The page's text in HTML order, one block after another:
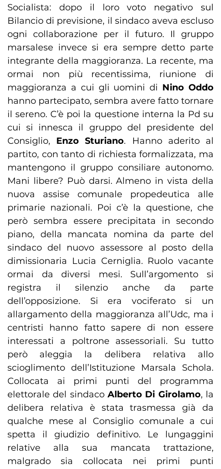
Socialista: dopo il loro voto negativo sul
Bilancio di previsione, il sindaco aveva escluso
ogni collaborazione per il futuro. Il gruppo
marsalese invece si era sempre detto parte
integrante della maggioranza. La recente, ma
ormai non più recentissima, riunione di
maggioranza a cui gli uomini di Nino Oddo
hanno partecipato, sembra avere fatto tornare
il sereno. C’è poi la questione interna la Pd su
cui si innesca il gruppo del presidente del
Consiglio, Enzo Sturiano. Hanno aderito al
partito, con tanto di richiesta formalizzata, ma
mantengono il gruppo consiliare autonomo.
Mani libere? Può darsi. Almeno in vista della
nuova assise comunale propedeutica alle
primarie nazionali. Poi c’è la questione, che
però sembra essere precipitata in secondo
piano, della mancata nomina da parte del
sindaco del nuovo assessore al posto della
dimissionaria Lucia Cerniglia. Ruolo vacante
ormai da diversi mesi. Sull’argomento si
registra il silenzio anche da parte
dell’opposizione. Si era vociferato si un
allargamento della maggioranza all’Udc, ma i
centristi hanno fatto sapere di non essere
interessati a poltrone assessoriali. Su tutto
però aleggia la delibera relativa allo
scioglimento dell’Istituzione Marsala Schola.
Collocata ai primi punti del programma
elettorale del sindaco Alberto Di Girolamo, la
delibera relativa è stata trasmessa già da
qualche mese al Consiglio comunale a cui
spetta il giudizio definitivo. Le lungaggini
relative alla sua mancata trattazione,
malgrado sia collocata nei primi punti